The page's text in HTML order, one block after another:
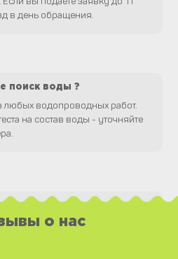
в день обращения.
поиск воды ?
любых водопроводных работ.
на состав воды - уточняйте
оплаты ?
услуги и необходимые
о нас